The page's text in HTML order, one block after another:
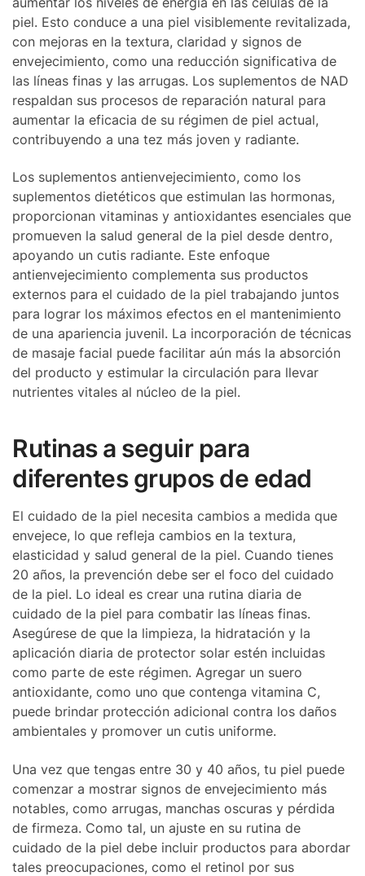
piel. Esto conduce a una piel visiblemente revitalizada,
con mejoras en la textura, claridad y signos de
envejecimiento, como una reducción significativa de
las líneas finas y las arrugas. Los suplementos de NAD
respaldan sus procesos de reparación natural para
aumentar la eficacia de su régimen de piel actual,
contribuyendo a una tez más joven y radiante.
Los suplementos antienvejecimiento, como los
suplementos dietéticos que estimulan las hormonas,
proporcionan vitaminas y antioxidantes esenciales que
promueven la salud general de la piel desde dentro,
apoyando un cutis radiante. Este enfoque
antienvejecimiento complementa sus productos
externos para el cuidado de la piel trabajando juntos
para lograr los máximos efectos en el mantenimiento
de una apariencia juvenil. La incorporación de técnicas
de masaje facial puede facilitar aún más la absorción
del producto y estimular la circulación para llevar
nutrientes vitales al núcleo de la piel.
Rutinas a seguir para
diferentes grupos de edad
El cuidado de la piel necesita cambios a medida que
envejece, lo que refleja cambios en la textura,
elasticidad y salud general de la piel. Cuando tienes
20 años, la prevención debe ser el foco del cuidado
de la piel. Lo ideal es crear una rutina diaria de
cuidado de la piel para combatir las líneas finas.
Asegúrese de que la limpieza, la hidratación y la
aplicación diaria de protector solar estén incluidas
como parte de este régimen. Agregar un suero
antioxidante, como uno que contenga vitamina C,
puede brindar protección adicional contra los daños
ambientales y promover un cutis uniforme.
Una vez que tengas entre 30 y 40 años, tu piel puede
comenzar a mostrar signos de envejecimiento más
notables, como arrugas, manchas oscuras y pérdida
de firmeza. Como tal, un ajuste en su rutina de
cuidado de la piel debe incluir productos para abordar
tales preocupaciones, como el retinol por sus